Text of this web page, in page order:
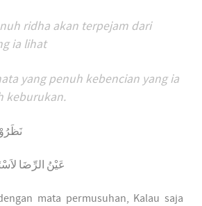
ridha akan terpejam dari
ia lihat
yang penuh kebencian yang ia
keburukan.
عَيْنُ الرِّضَا
mata permusuhan, Kalau saja